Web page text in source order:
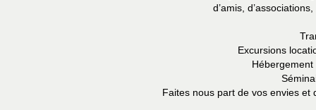
d’amis,
Excursions
Faites nous part de vos envies